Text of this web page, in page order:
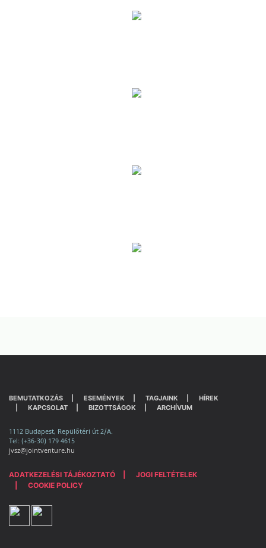
BEMUTATKOZÁS ESEMÉNYEK TAGJAINK
HÍREK
KAPCSOLAT
BIZOTTSÁGOK ARCHÍVUM
1112 Budapest, Repülőtéri út 2/A.
Tel: (+36-30) 179 4615
jvsz@jointventure.hu
ADATKEZELÉSI TÁJÉKOZTATÓ
JOGI FELTÉTELEK
COOKIE POLICY